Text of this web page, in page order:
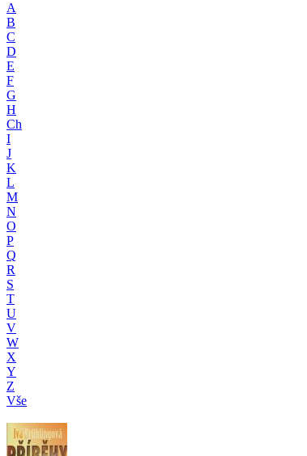
A
B
C
D
E
F
G
H
Ch
I
J
K
L
M
N
O
P
Q
R
S
T
U
V
W
X
Y
Z
Vše